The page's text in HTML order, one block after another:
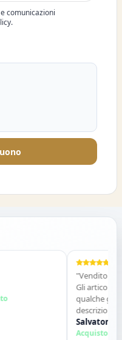
comunicazioni
"Venditore
Gli articoli sono
qualche giorno
descrizione.
contatti.
Salvatore Sorbo
Acquisto